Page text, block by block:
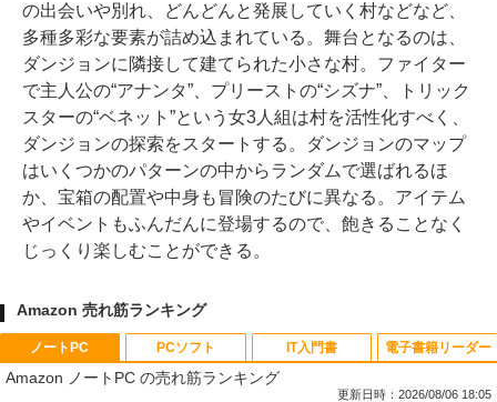
の出会いや別れ、どんどんと発展していく村などなど、
多種多彩な要素が詰め込まれている。舞台となるのは、
ダンジョンに隣接して建てられた小さな村。ファイター
で主人公の“アナンタ”、プリーストの“シズナ”、トリック
スターの“ベネット”という女3人組は村を活性化すべく、
ダンジョンの探索をスタートする。ダンジョンのマップ
はいくつかのパターンの中からランダムで選ばれるほ
か、宝箱の配置や中身も冒険のたびに異なる。アイテム
やイベントもふんだんに登場するので、飽きることなく
じっくり楽しむことができる。
Amazon 売れ筋ランキング
ノートPC
Amazon ノートPC の売れ筋ランキング
更新日時：2026/08/06 18:05
PCソフト IT入門書 電子書籍リーダー